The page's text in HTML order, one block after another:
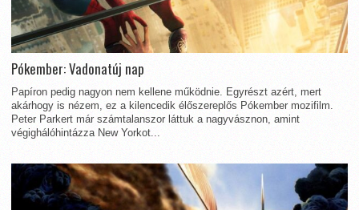
Pókember: Vadonatúj nap
Papíron pedig nagyon nem kellene működnie. Egyrészt azért, mert
akárhogy is nézem, ez a kilencedik élőszereplős Pókember mozifilm.
Peter Parkert már számtalanszor láttuk a nagyvásznon, amint
végighálóhintázza New Yorkot...